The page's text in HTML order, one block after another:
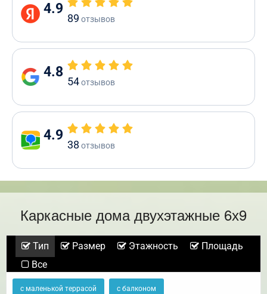
4.9
89 отзывов
4.8
54отзывов
4.9
38 отзывов
Каркасные дома двухэтажные 6х9
Тип Размер Этажность
Площадь
Все
с маленькой террасой с балконом